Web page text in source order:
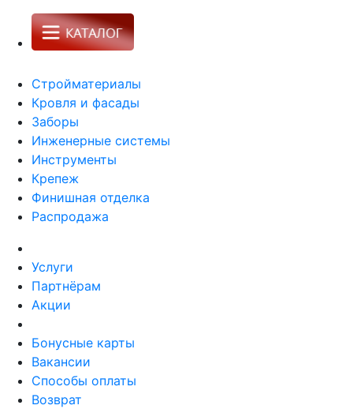
Стройматериалы
Кровля и фасады
Заборы
Инженерные системы
Инструменты
Крепеж
Финишная отделка
Распродажа
Услуги
Партнёрам
Акции
Бонусные карты
Вакансии
Способы оплаты
Возврат